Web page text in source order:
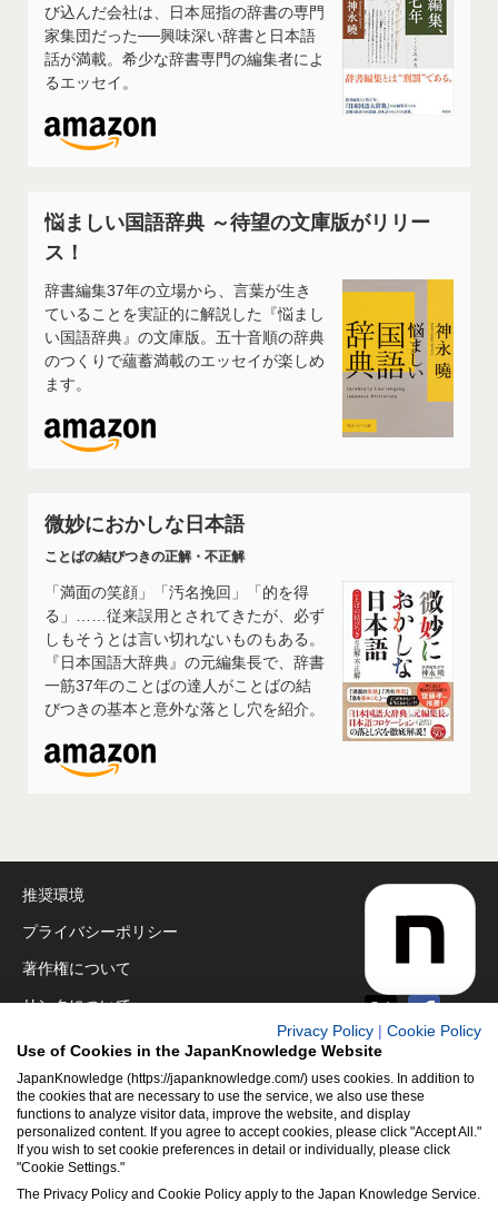
び込んだ会社は、日本屈指の辞書の専門
家集団だった──興味深い辞書と日本語
話が満載。希少な辞書専門の編集者によ
るエッセイ。
悩ましい国語辞典 ～待望の文庫版がリリー
ス！
辞書編集37年の立場から、言葉が生き
ていることを実証的に解説した『悩まし
い国語辞典』の文庫版。五十音順の辞典
のつくりで蘊蓄満載のエッセイが楽しめ
ます。
微妙におかしな日本語
ことばの結びつきの正解・不正解
「満面の笑顔」「汚名挽回」「的を得
る」……従来誤用とされてきたが、必ず
しもそうとは言い切れないものもある。
『日本国語大辞典』の元編集長で、辞書
一筋37年のことばの達人がことばの結
びつきの基本と意外な落とし穴を紹介。
推奨環境
プライバシーポリシー
著作権について
リンクについて
免責事項
運営会社
アクセシビリティ対応
クッキーポリシー
Cookie設定
Privacy Policy
Cookie Policy
Use of Cookies in the JapanKnowledge Website
JapanKnowledge (https://japanknowledge.com/) uses cookies. In addition to
the cookies that are necessary to use the service, we also use these
functions to analyze visitor data, improve the website, and display
personalized content. If you agree to accept cookies, please click "Accept All."
If you wish to set cookie preferences in detail or individually, please click
"Cookie Settings."
The Privacy Policy and Cookie Policy apply to the Japan Knowledge Service.